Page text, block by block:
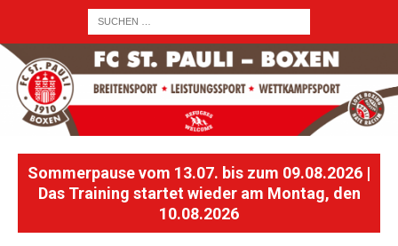
Sommerpause vom 13.07. bis zum 09.08.2026 |
Das Training startet wieder am Montag, den
10.08.2026